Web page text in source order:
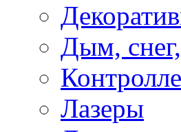
Дым,
Лазеры